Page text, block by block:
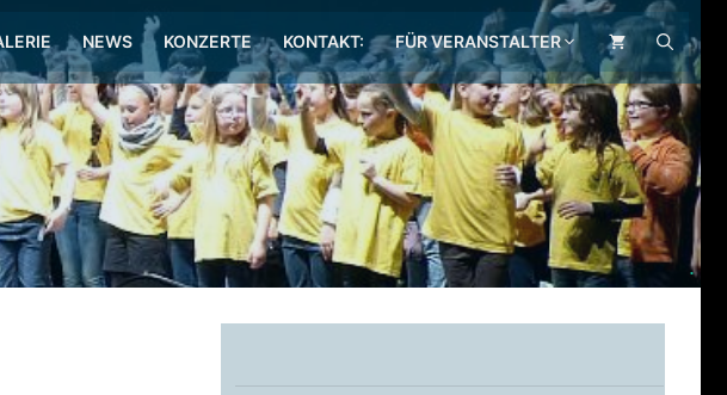
NEWS KONZERTE KONTAKT: FÜR VERANSTALTER
.